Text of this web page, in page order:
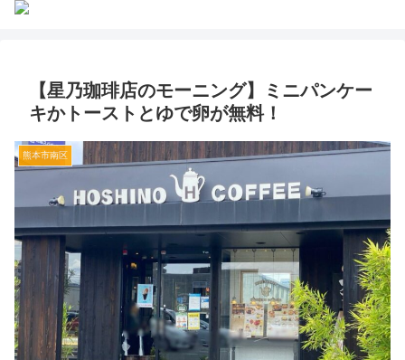
【星乃珈琲店のモーニング】ミニパンケー
キかトーストとゆで卵が無料！
熊本市南区